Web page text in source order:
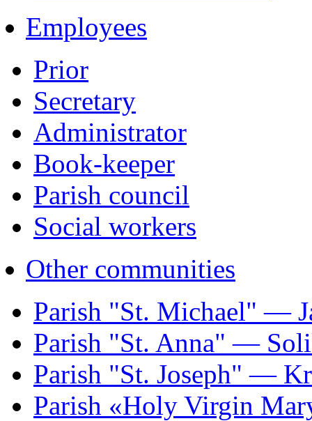
Employees
Prior
Secretary
Administrator
Book-keeper
Parish council
Social workers
Other communities
Parish "St. Michael" —
Parish "St. Annа" —
Parish "St. Joseph" —
Parish «Holy Virgin